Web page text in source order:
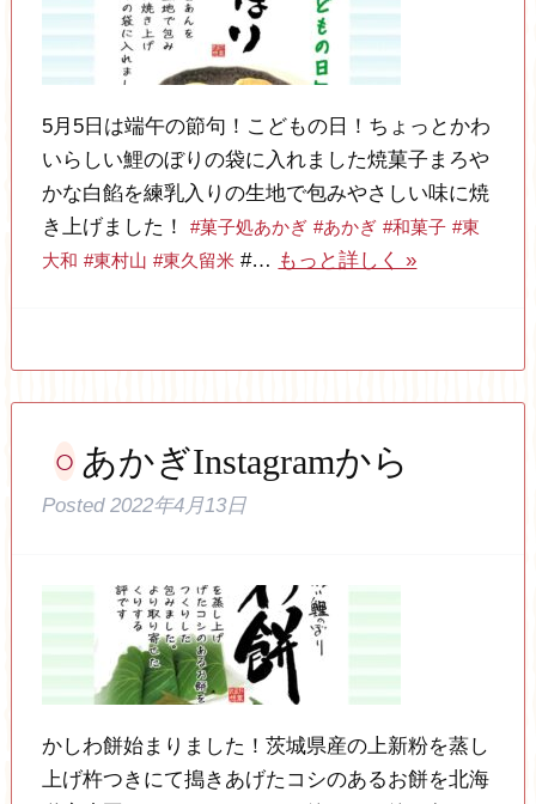
5月5日は端午の節句！こどもの日！ちょっとかわ
いらしい鯉のぼりの袋に入れました焼菓子まろや
かな白餡を練乳入りの生地で包みやさしい味に焼
き上げました！#菓子処あかぎ #あかぎ #和菓子 #東
大和 #東村山 #東久留米 #… もっと詳しく »
あかぎInstagramから
Posted2022年4月13日
かしわ餅始まりました！茨城県産の上新粉を蒸し
上げ杵つきにて搗きあげたコシのあるお餅を北海